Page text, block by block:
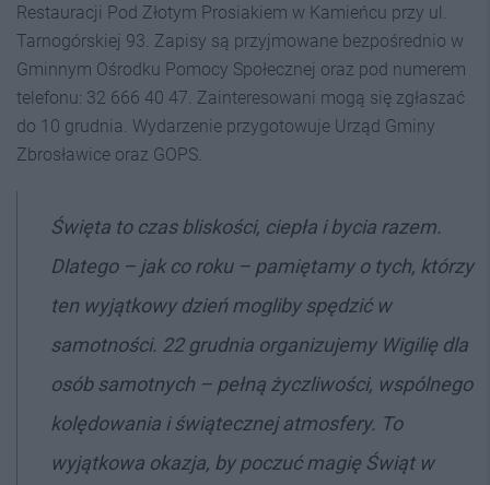
Restauracji Pod Złotym Prosiakiem w Kamieńcu przy ul.
Tarnogórskiej 93. Zapisy są przyjmowane bezpośrednio w
Gminnym Ośrodku Pomocy Społecznej oraz pod numerem
telefonu: 32 666 40 47. Zainteresowani mogą się zgłaszać
do 10 grudnia. Wydarzenie przygotowuje Urząd Gminy
Zbrosławice oraz GOPS.
Święta to czas bliskości, ciepła i bycia razem.
Dlatego – jak co roku – pamiętamy o tych, którzy
ten wyjątkowy dzień mogliby spędzić w
samotności. 22 grudnia organizujemy Wigilię dla
osób samotnych – pełną życzliwości, wspólnego
kolędowania i świątecznej atmosfery. To
wyjątkowa okazja, by poczuć magię Świąt w